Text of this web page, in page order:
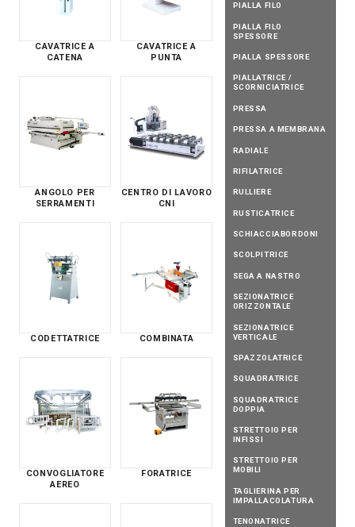
CAVATRICE A
CATENA
CAVATRICE A
PUNTA
ANGOLO PER
SERRAMENTI
CENTRO DI LAVORO
CNI
CODETTATRICE COMBINATA
CONVOGLIATORE
AEREO
FORATRICE
PIALLA FILO
PIALLA FILO
SPESSORE
PIALLA SPESSORE
PIALLATRICE /
SCORNICIATRICE
PRESSA
PRESSA A MEMBRANA
RADIALE
RIFILATRICE
RULLIERE
RUSTICATRICE
SCHIACCIABORDONI
SCOLPITRICE
SEGA A NASTRO
SEZIONATRICE
ORIZZONTALE
SEZIONATRICE
VERTICALE
SPAZZOLATRICE
SQUADRATRICE
SQUADRATRICE
DOPPIA
STRETTOIO PER
INFISSI
STRETTOIO PER
MOBILI
TAGLIERINA PER
IMPALLACOLATURA
TENONATRICE